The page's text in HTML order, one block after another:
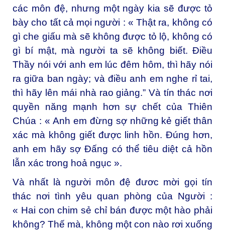
các môn đệ, nhưng một ngày kia sẽ được tỏ
bày cho tất cả mọi người : « Thật ra, không có
gì che giấu mà sẽ không được tỏ lộ, không có
gì bí mật, mà người ta sẽ không biết. Điều
Thầy nói với anh em lúc đêm hôm, thì hãy nói
ra giữa ban ngày; và điều anh em nghe rỉ tai,
thì hãy lên mái nhà rao giảng.” Và tín thác nơi
quyền năng mạnh hơn sự chết của Thiên
Chúa : « Anh em đừng sợ những kẻ giết thân
xác mà không giết được linh hồn. Đúng hơn,
anh em hãy sợ Đấng có thể tiêu diệt cả hồn
lẫn xác trong hoả ngục ».
Và nhất là người môn đệ đươc mời gọi tín
thác nơi tình yêu quan phòng của Người :
« Hai con chim sẻ chỉ bán được một hào phải
không? Thế mà, không một con nào rơi xuống